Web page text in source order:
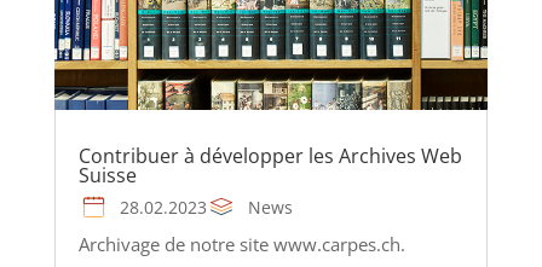
Contribuer à développer les Archives Web
Suisse
28.02.2023 News
Archivage de notre site www.carpes.ch.